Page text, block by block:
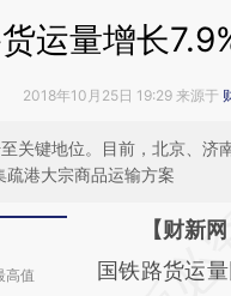
运量增长
2018年10月25日 19:29 来源于
关键地位。目前，北京、济
疏港大宗商品运输方案
高值
请务必在总
AI基
【财新
国铁路货运